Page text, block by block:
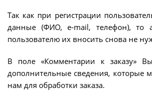
Так как при регистрации
данные (ФИО, e-mail, телефон), то
пользователю их вносить снова не
В поле «Комментарии к заказу»
дополнительные сведения, которые
нам для обработки заказа.